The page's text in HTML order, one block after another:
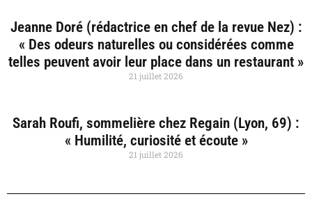
Jeanne Doré (rédactrice en chef de la revue Nez) :
« Des odeurs naturelles ou considérées comme
telles peuvent avoir leur place dans un restaurant »
21 juillet 2026
Sarah Roufi, sommelière chez Regain (Lyon, 69) :
« Humilité, curiosité et écoute »
21 juillet 2026